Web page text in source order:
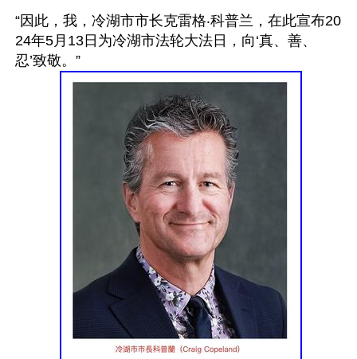
“因此，我，冷湖市市长克雷格‧科普兰，在此宣布20
24年5月13日为冷湖市法轮大法日，向‘真、善、